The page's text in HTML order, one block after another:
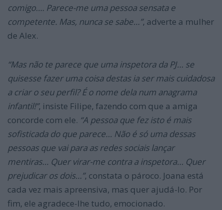
comigo…. Parece-me uma pessoa sensata e
competente. Mas, nunca se sabe…”, adverte a mulher
de Alex.
“Mas não te parece que uma inspetora da PJ… se
quisesse fazer uma coisa destas ia ser mais cuidadosa
a criar o seu perfil? É o nome dela num anagrama
infantil!”, insiste Filipe, fazendo com que a amiga
concorde com ele. “A pessoa que fez isto é mais
sofisticada do que parece… Não é só uma dessas
pessoas que vai para as redes sociais lançar
mentiras… Quer virar-me contra a inspetora… Quer
prejudicar os dois…”, constata o pároco. Joana está
cada vez mais apreensiva, mas quer ajudá-lo. Por
fim, ele agradece-lhe tudo, emocionado.